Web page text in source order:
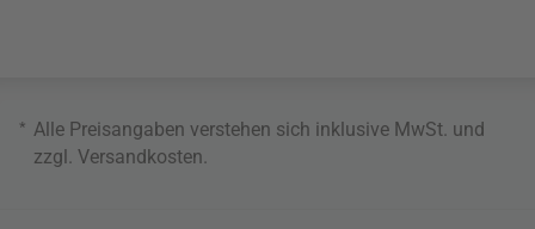
* Alle Preisangaben verstehen sich inklusive MwSt. und
zzgl. Versandkosten